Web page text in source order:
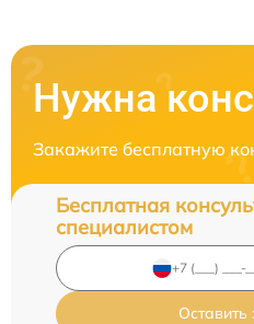
Нужна
Закажите бесплатную
Бесплатная
специалистом
Оставить